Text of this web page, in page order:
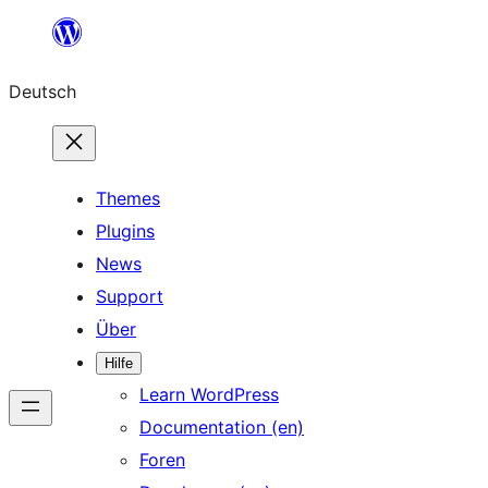
springen
Deutsch
Themes
Plugins
News
Support
Über
Hilfe
Learn WordPress
Documentation (en)
Foren